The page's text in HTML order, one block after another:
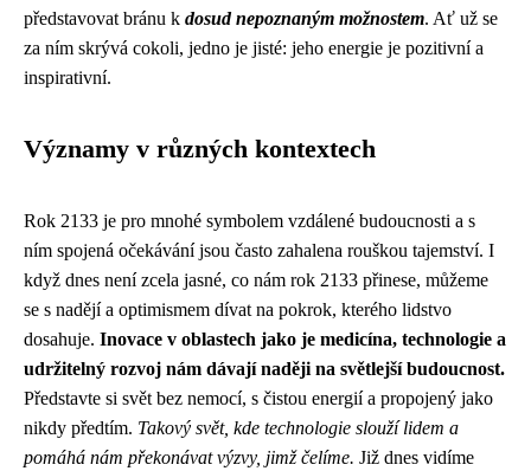
představovat bránu k dosud nepoznaným možnostem. Ať už se
za ním skrývá cokoli, jedno je jisté: jeho energie je pozitivní a
inspirativní.
Významy v různých kontextech
Rok 2133 je pro mnohé symbolem vzdálené budoucnosti a s
ním spojená očekávání jsou často zahalena rouškou tajemství. I
když dnes není zcela jasné, co nám rok 2133 přinese, můžeme
se s nadějí a optimismem dívat na pokrok, kterého lidstvo
dosahuje. Inovace v oblastech jako je medicína, technologie a
udržitelný rozvoj nám dávají naději na světlejší budoucnost.
Představte si svět bez nemocí, s čistou energií a propojený jako
nikdy předtím. Takový svět, kde technologie slouží lidem a
pomáhá nám překonávat výzvy, jimž čelíme. Již dnes vidíme